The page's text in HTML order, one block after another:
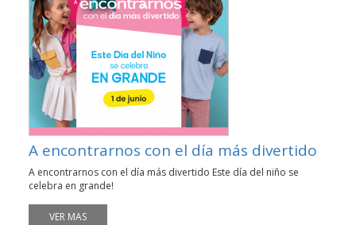
A encontrarnos con el día más divertido
A encontrarnos con el día más divertido Este día del niño se
celebra en grande!
VER MAS